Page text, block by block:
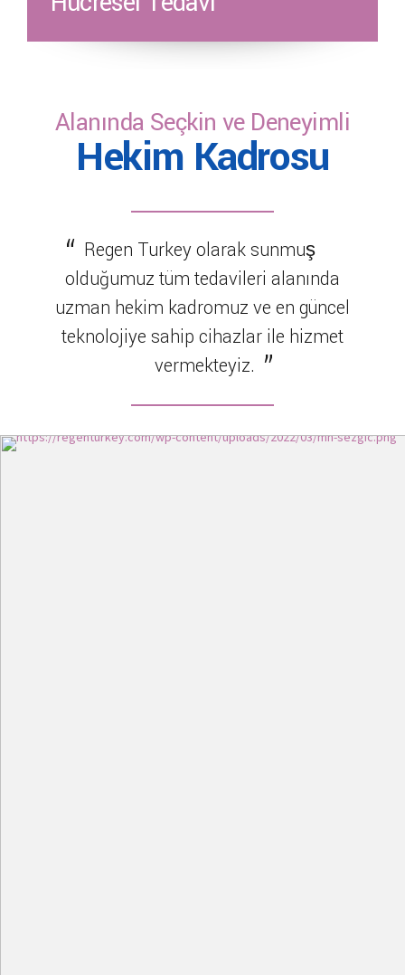
Alanında Seçkin ve Deneyimli
Hekim Kadrosu
Regen Turkey olarak sunmuş
olduğumuz tüm tedavileri alanında
uzman hekim kadromuz ve en güncel
teknolojiye sahip cihazlar ile hizmet
vermekteyiz.